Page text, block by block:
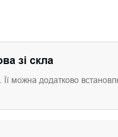
зі скла
додатково